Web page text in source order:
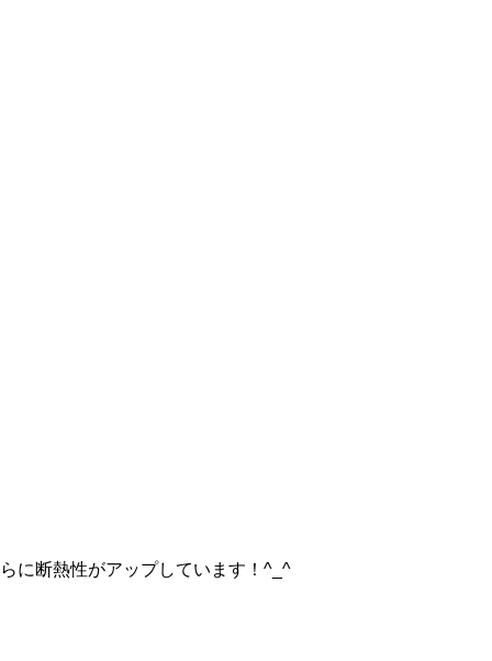
に断熱性がアップしています！^_^